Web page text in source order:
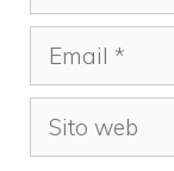
Email
Sito
web